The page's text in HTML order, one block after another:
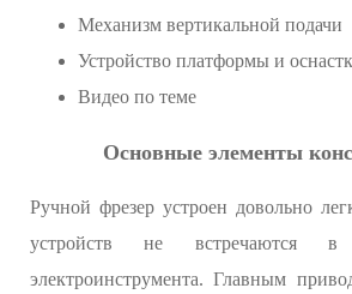
Механизм вертикальной подачи
Устройство платформы и
Видео по теме
Основные элементы
Ручной фрезер устроен довольно
устройств не встречаются
электроинструмента. Главным